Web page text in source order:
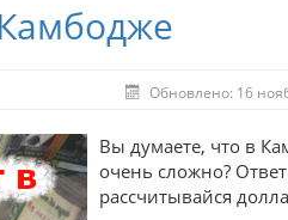
Обновлено: 16
Вы думаете, что в
очень сложно?
рассчитывайся